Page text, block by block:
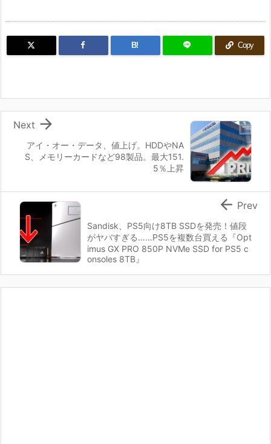
B! Copy
アイ・オー・データ、値上げ。HDDやNA
S、メモリーカードなど98製品。最大151.
5％上昇

Next
Sandisk、PS5向け8TB SSDを発売！値段
がヤバすぎる……PS5を複数台買える『Opt
imus GX PRO 850P NVMe SSD for PS5 c
onsoles 8TB』
 Prev